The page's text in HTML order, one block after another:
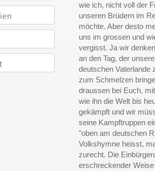
wie ich, nicht voll der
unseren Brüdern im
möchte. Aber desto
uns im grossen und
vergisst. Ja wir
an den Tag, der
deutschen Vaterlande
zum Schmelzen
draussen bei Euch,
wie ihn die Welt bis
gekämpft und wir
seine Kampftruppen
"oben am deutschen
Volkshymne heisst,
zurecht. Die
erschreckender